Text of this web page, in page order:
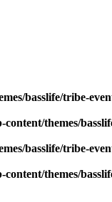
basslife/tribe-
themes/
basslife/tribe-
themes/